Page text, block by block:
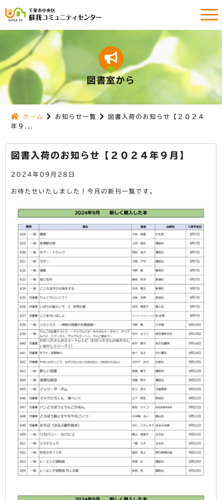
図書室から
ホーム お知らせ一覧
図書入荷のお知らせ【２０２４
年９...
図書入荷のお知らせ【２０２４年９月】
2024年09月28日
お待たせいたしました！今月の新刊一覧です。